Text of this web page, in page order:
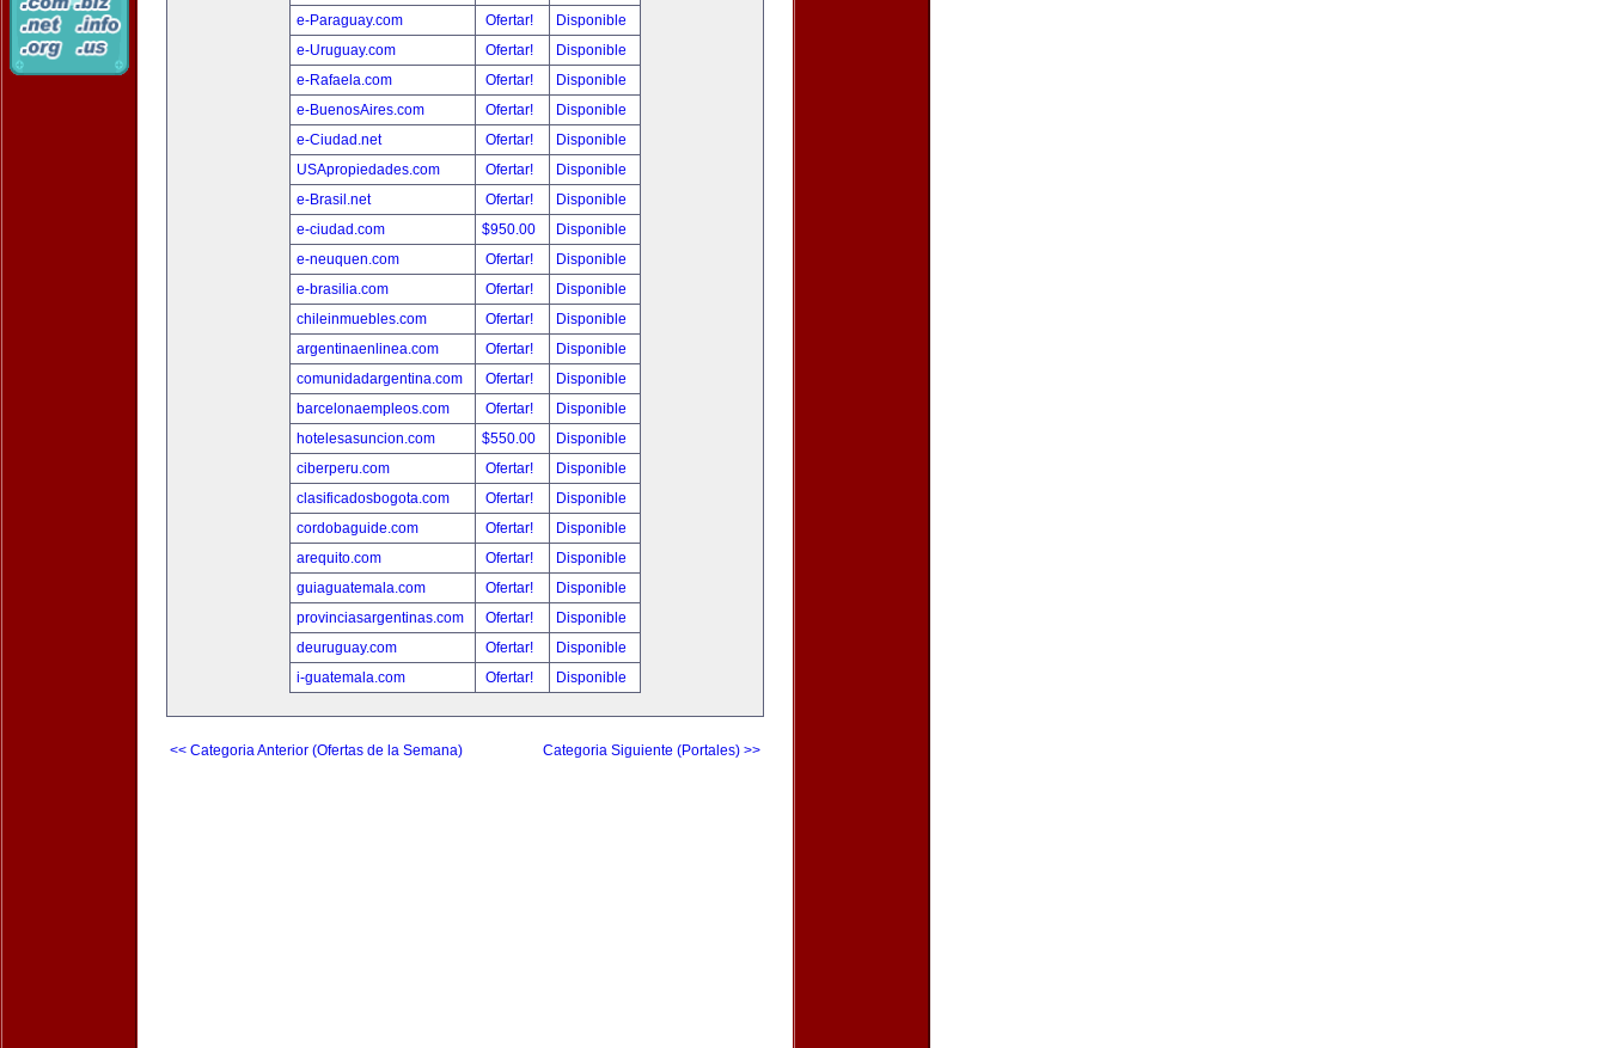
e-Paraguay.com
Ofertar!
Disponible
e-Uruguay.com
Ofertar!
Disponible
e-Rafaela.com
Ofertar!
Disponible
e-BuenosAires.com
Ofertar!
Disponible
e-Ciudad.net
Ofertar!
Disponible
USApropiedades.com
Ofertar!
Disponible
e-Brasil.net
Ofertar!
Disponible
e-ciudad.com
$950.00
Disponible
e-neuquen.com
Ofertar!
Disponible
e-brasilia.com
Ofertar!
Disponible
chileinmuebles.com
Ofertar!
Disponible
argentinaenlinea.com
Ofertar!
Disponible
comunidadargentina.com
Ofertar!
Disponible
barcelonaempleos.com
Ofertar!
Disponible
hotelesasuncion.com
$550.00
Disponible
ciberperu.com
Ofertar!
Disponible
clasificadosbogota.com
Ofertar!
Disponible
cordobaguide.com
Ofertar!
Disponible
arequito.com
Ofertar!
Disponible
guiaguatemala.com
Ofertar!
Disponible
provinciasargentinas.com
Ofertar!
Disponible
deuruguay.com
Ofertar!
Disponible
i-guatemala.com
Ofertar! Disponible
<< Categoria Anterior (Ofertas de la Semana) Categoria Siguiente (Portales) >>